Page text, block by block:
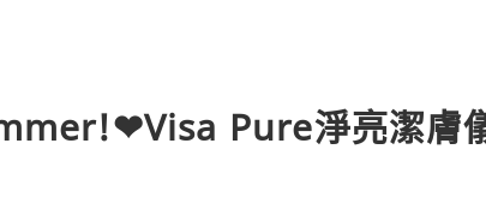
Pure淨亮潔膚